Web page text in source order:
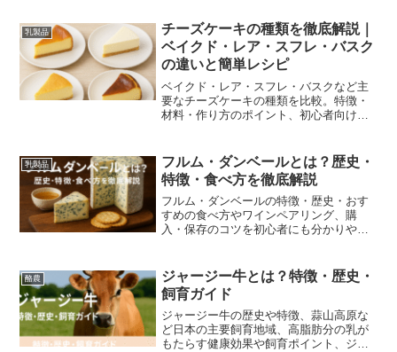
乳製品
チーズケーキの種類を徹底解説｜
ベイクド・レア・スフレ・バスク
の違いと簡単レシピ
ベイクド・レア・スフレ・バスクなど主
要なチーズケーキの種類を比較。特徴・
材料・作り方のポイント、初心者向け簡
乳製品
フルム・ダンベールとは？歴史・
特徴・食べ方を徹底解説
フルム・ダンベールの特徴・歴史・おす
すめの食べ方やワインペアリング、購
入・保存のコツを初心者にも分かりやす
酪農
ジャージー牛とは？特徴・歴史・
飼育ガイド
ジャージー牛の歴史や特徴、蒜山高原な
ど日本の主要飼育地域、高脂肪分の乳が
もたらす健康効果や飼育ポイント、ジェ